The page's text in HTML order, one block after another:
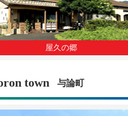
屋久の郷
town 与論町